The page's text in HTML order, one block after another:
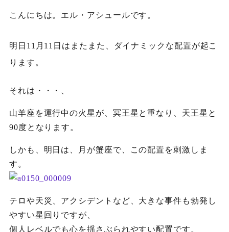
こんにちは。エル・アシュールです。
明日11月11日はまたまた、ダイナミックな配置が起こ
ります。
それは・・・、
山羊座を運行中の火星が、冥王星と重なり、天王星と
90度となります。
しかも、明日は、月が蟹座で、この配置を刺激しま
す。
テロや天災、アクシデントなど、大きな事件も勃発し
やすい星回りですが、
個人レベルでも心を揺さぶられやすい配置です。